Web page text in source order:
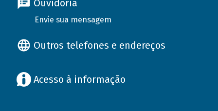
Ouvidoria
Envie sua mensagem
Outros telefones e endereços
Acesso à informação